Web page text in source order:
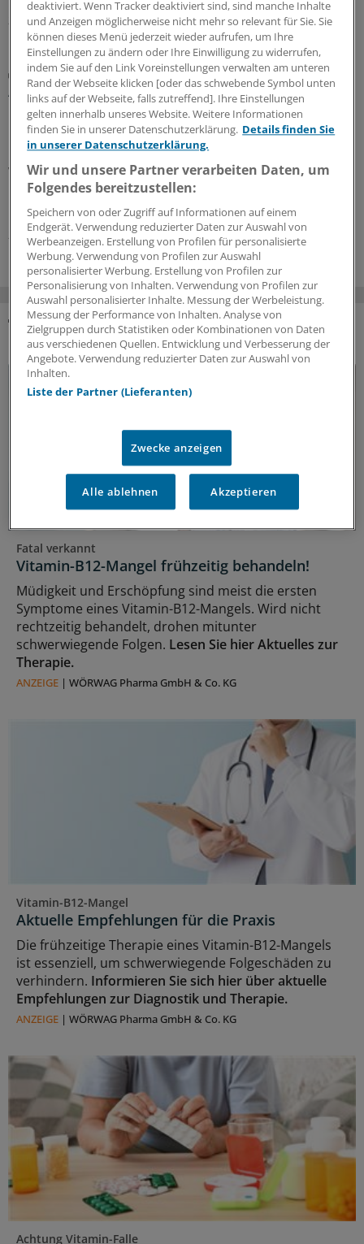
29.07.2026
Praxis-Tipps
Ältere Menschen auf Reisen: Weshalb das
Blutdruckmittel gern mal reduziert werden darf
Im Interview erklärt Tropenmediziner Tomas Jelinek, was
bei Reiseimpfungen für ältere Menschen zu beachten ist,
warum der Blutdruck im Urlaub lieber ein klein wenig
höher sein sollte, und weshalb die Reiseberatung für die
Durchimpfungsrate so wichtig ist.
24.07.2026
DAS KÖNNTE SIE AUCH INTERESSIEREN
Fatal verkannt
Vitamin-B12-Mangel frühzeitig behandeln!
Müdigkeit und Erschöpfung sind meist die ersten
Symptome eines Vitamin-B12-Mangels. Wird nicht
rechtzeitig behandelt, drohen mitunter
schwerwiegende Folgen. Lesen Sie hier Aktuelles zur
Therapie.
ANZEIGE | WÖRWAG Pharma GmbH & Co. KG
Vitamin-B12-Mangel
Aktuelle Empfehlungen für die Praxis
Die frühzeitige Therapie eines Vitamin-B12-Mangels
ist essenziell, um schwerwiegende Folgeschäden zu
verhindern. Informieren Sie sich hier über aktuelle
Empfehlungen zur Diagnostik und Therapie.
ANZEIGE | WÖRWAG Pharma GmbH & Co. KG
Achtung Vitamin-Falle
deaktiviert. Wenn Tracker deaktiviert sind, sind manche Inhalte
und Anzeigen möglicherweise nicht mehr so relevant für Sie. Sie
können dieses Menü jederzeit wieder aufrufen, um Ihre
Einstellungen zu ändern oder Ihre Einwilligung zu widerrufen,
indem Sie auf den Link Voreinstellungen verwalten am unteren
Rand der Webseite klicken [oder das schwebende Symbol unten
links auf der Webseite, falls zutreffend]. Ihre Einstellungen
gelten innerhalb unseres Website. Weitere Informationen
finden Sie in unserer Datenschutzerklärung. Details finden Sie
in unserer Datenschutzerklärung.
Wir und unsere Partner verarbeiten Daten, um
Folgendes bereitzustellen:
Speichern von oder Zugriff auf Informationen auf einem
Endgerät. Verwendung reduzierter Daten zur Auswahl von
Werbeanzeigen. Erstellung von Profilen für personalisierte
Werbung. Verwendung von Profilen zur Auswahl
personalisierter Werbung. Erstellung von Profilen zur
Personalisierung von Inhalten. Verwendung von Profilen zur
Auswahl personalisierter Inhalte. Messung der Werbeleistung.
Messung der Performance von Inhalten. Analyse von
Zielgruppen durch Statistiken oder Kombinationen von Daten
aus verschiedenen Quellen. Entwicklung und Verbesserung der
Angebote. Verwendung reduzierter Daten zur Auswahl von
Inhalten.
Liste der Partner (Lieferanten)
Zwecke anzeigen
Alle ablehnen Akzeptieren